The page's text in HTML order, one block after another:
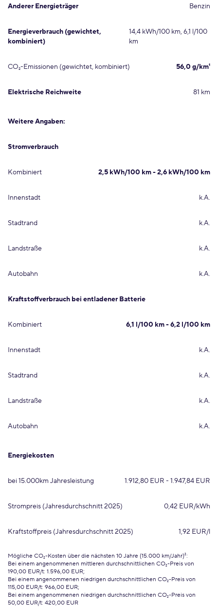
Anderer Energieträger Benzin
Energieverbrauch (gewichtet,
kombiniert)
14,4 kWh/100 km, 6,1 l/100
km
CO₂-Emissionen (gewichtet, kombiniert) 56,0 g/km¹
Elektrische Reichweite 81 km
Weitere Angaben:
Stromverbrauch
Kombiniert 2,5 kWh/100 km - 2,6 kWh/100 km
Innenstadt k.A.
Stadtrand k.A.
Landstraße k.A.
Autobahn k.A.
Kraftstoffverbrauch bei entladener Batterie
Kombiniert 6,1 l/100 km - 6,2 l/100 km
Innenstadt k.A.
Stadtrand k.A.
Landstraße k.A.
Autobahn k.A.
Energiekosten
bei 15.000km Jahresleistung 1.912,80 EUR - 1.947,84 EUR
Strompreis (Jahresdurchschnitt 2025) 0,42 EUR/kWh
Kraftstoffpreis (Jahresdurchschnitt 2025) 1,92 EUR/l
Mögliche CO₂-Kosten über die nächsten 10 Jahre (15.000 km/Jahr)²:
Bei einem angenommenen mittleren durchschnittlichen CO₂-Preis von
190,00 EUR/t: 1.596,00 EUR;
Bei einem angenommenen niedrigen durchschnittlichen CO₂-Preis von
115,00 EUR/t: 966,00 EUR;
Bei einem angenommenen niedrigen durchschnittlichen CO₂-Preis von
50,00 EUR/t: 420,00 EUR